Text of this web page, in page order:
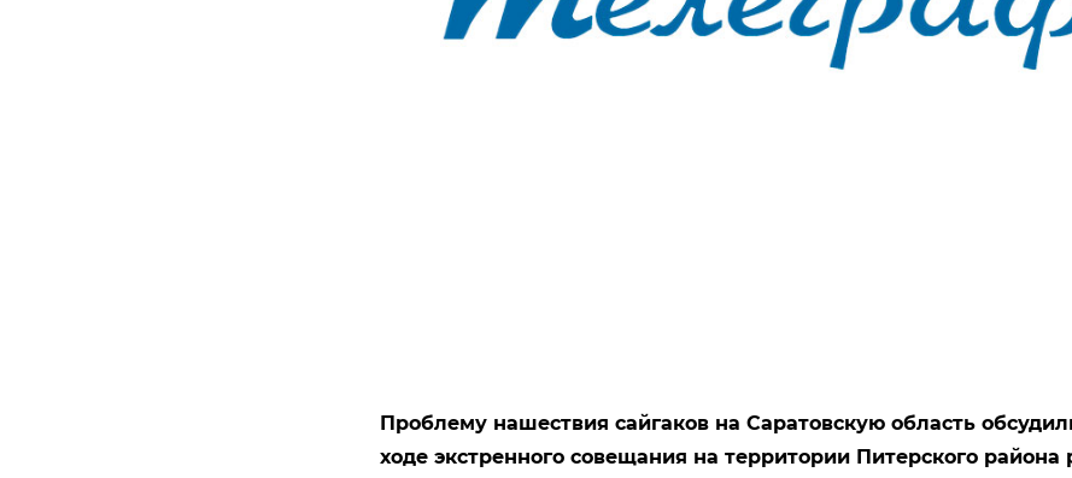
Проблему нашествия сайгаков на Саратовскую область
ходе экстренного совещания на территории Питерского района